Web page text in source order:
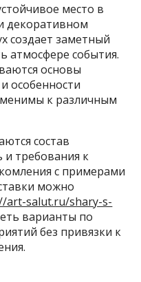
место в
декоративном
создает заметный
атмосфере события.
основы
особенности
к различным
состав
и требования к
с примерами
можно
art-salut.ru/shary-s-
варианты по
без привязки к